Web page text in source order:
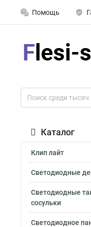
Помощь
Каталог
Клип лайт
Светодиодные
Светодиодные
сосульки
Светодиодное